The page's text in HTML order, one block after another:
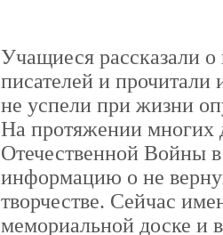
Учащиеся рассказали
писателей и
не успели при жизни
На протяжении многих
Отечественной Войны
информацию о не
творчестве. Сейчас
мемориальной доске и